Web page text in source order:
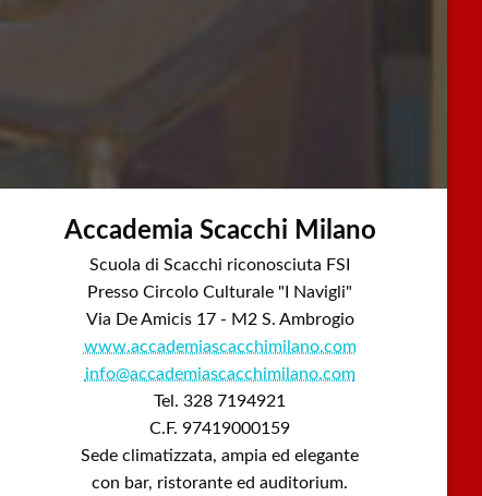
Accademia Scacchi Milano
Scuola di Scacchi riconosciuta FSI
Presso Circolo Culturale "I Navigli"
Via De Amicis 17 - M2 S. Ambrogio
www.accademiascacchimilano.com
info@accademiascacchimilano.com
Tel. 328 7194921
C.F. 97419000159
Sede climatizzata, ampia ed elegante
con bar, ristorante ed auditorium.